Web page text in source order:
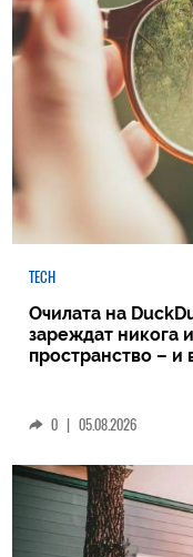
TECH
Очилата на
зареждат никога
пространство –
0 | 05.08.2026